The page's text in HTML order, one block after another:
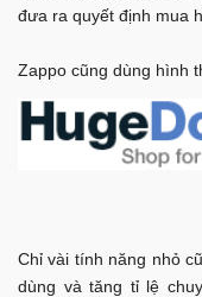
đưa ra quyết định mua
Zappo cũng dùng hình
Chỉ vài tính năng nhỏ
dùng và tăng tỉ lệ